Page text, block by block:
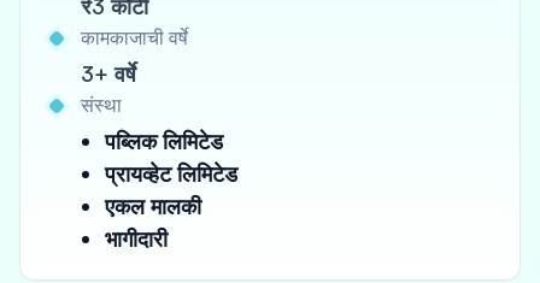
₹3 कोटी
कामकाजाची वर्षे
3+ वर्षे
संस्था
पब्लिक लिमिटेड
प्रायव्हेट लिमिटेड
एकल मालकी
भागीदारी